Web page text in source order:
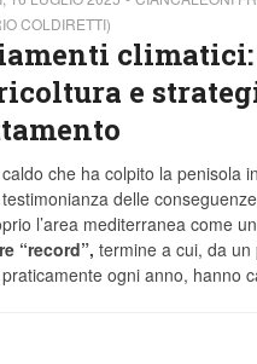
COLDIRETTI)
e
caldo che ha colpito la penisola
testimonianza delle
l’area mediterranea come
“record”, termine a cui, da
ogni anno, hanno